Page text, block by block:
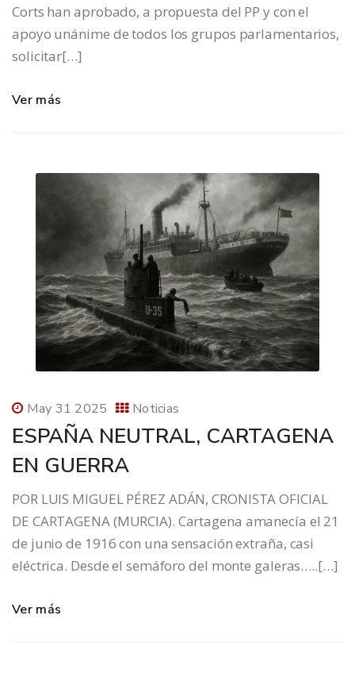
Corts han aprobado, a propuesta del PP y con el
apoyo unánime de todos los grupos parlamentarios,
solicitar[…]
Ver más
May 31 2025 Noticias
ESPAÑA NEUTRAL, CARTAGENA
EN GUERRA
POR LUIS MIGUEL PÉREZ ADÁN, CRONISTA OFICIAL
DE CARTAGENA (MURCIA). Cartagena amanecía el 21
de junio de 1916 con una sensación extraña, casi
eléctrica. Desde el semáforo del monte galeras…..[…]
Ver más